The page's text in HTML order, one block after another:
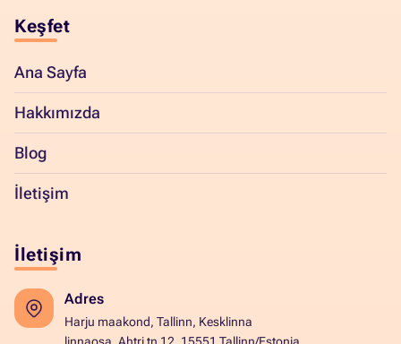
Keşfet
Ana Sayfa
Hakkımızda
Blog
İletişim
İletişim
Adres
Harju maakond, Tallinn, Kesklinna